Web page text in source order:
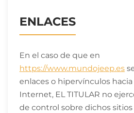
ENLACES
En el caso de que en
https://www.mundojeep.es
enlaces o hipervínculos
Internet, EL TITULAR no
de control sobre dichos